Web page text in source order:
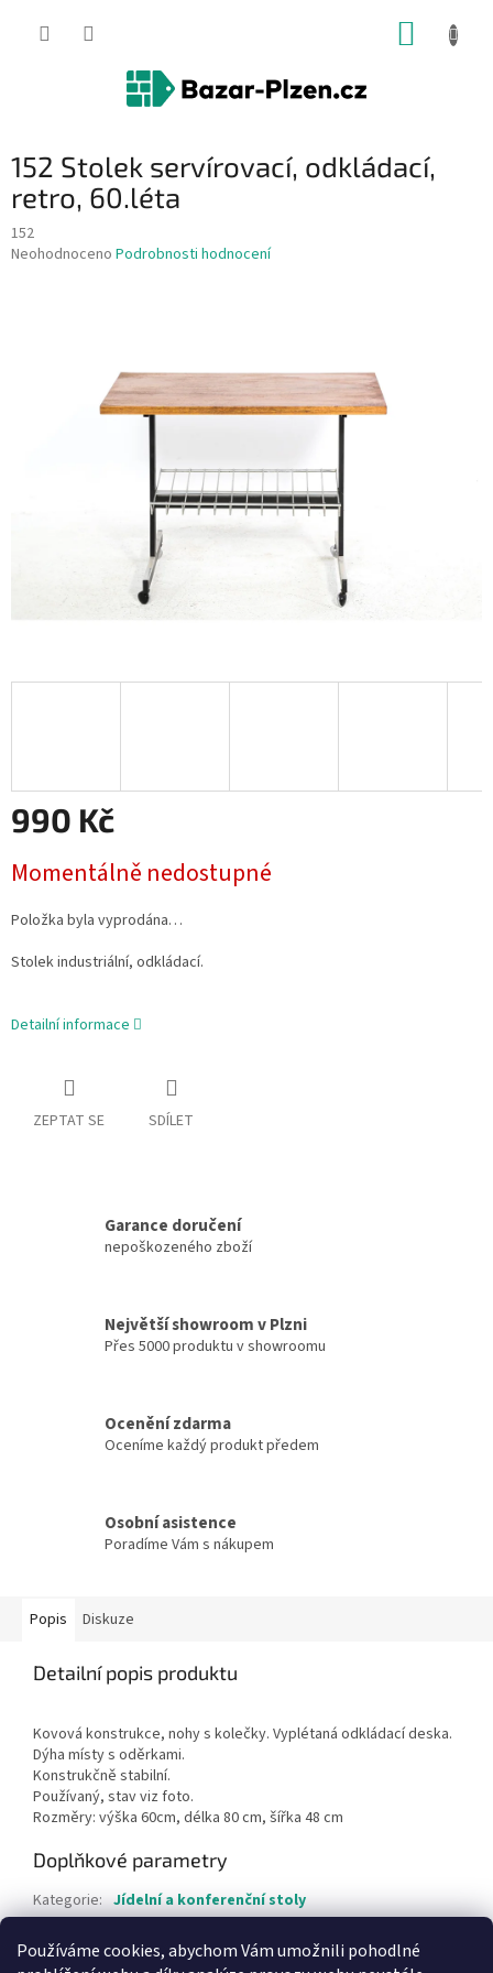
Používáme cookies, abychom Vám umožnili pohodlné
152 Stolek servírovací, odkládací,
retro, 60.léta
152
Průměrné
Neohodnoceno Podrobnosti hodnocení
990 Kč
cena:
Momentálně nedostupné
Položka byla vyprodána…
Stolek industriální, odkládací.
Detailní informace
ZEPTAT SE SDÍLET
Garance doručení
nepoškozeného zboží
Největší showroom v Plzni
Přes 5000 produktu v showroomu
Ocenění zdarma
Oceníme každý produkt předem
Osobní asistence
Poradíme Vám s nákupem
Popis Diskuze
Detailní popis produktu
Kovová konstrukce, nohy s kolečky. Vyplétaná odkládací deska.
Dýha místy s oděrkami.
Konstrukčně stabilní.
Používaný, stav viz foto.
Rozměry: výška 60cm, délka 80 cm, šířka 48 cm
Doplňkové parametry
Kategorie: Jídelní a konferenční stoly
Položka byla vyprodána…